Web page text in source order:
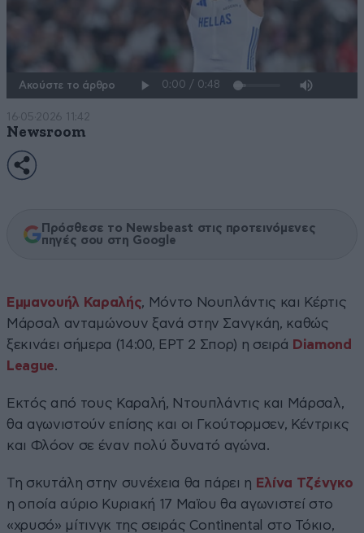
Ακούστε το άρθρο
16·05·2026 11:42
Newsroom
Πρόσθεσε το Newsbeast στις προτεινόμενες
πηγές σου στη Google
Εμμανουήλ Καραλής, Μόντο Νουπλάντις και Κέρτις
Μάρσαλ ανταμώνουν ξανά στην Σανγκάη, καθώς
ξεκινάει σήμερα (14:00, ΕΡΤ 2 Σπορ) η σειρά Diamond
League.
Εκτός από τους Καραλή, Ντουπλάντις και Μάρσαλ,
θα αγωνιστούν επίσης και οι Γκούτορμσεν, Κέντρικς
και Φλόον σε έναν πολύ δυνατό αγώνα.
Τη σκυτάλη στην συνέχεια θα πάρει η Ελίνα Τζένγκο
η οποία αύριο Κυριακή 17 Μαϊου θα αγωνιστεί στο
«χρυσό» μίτινγκ της σειράς Continental στο Τόκιο,